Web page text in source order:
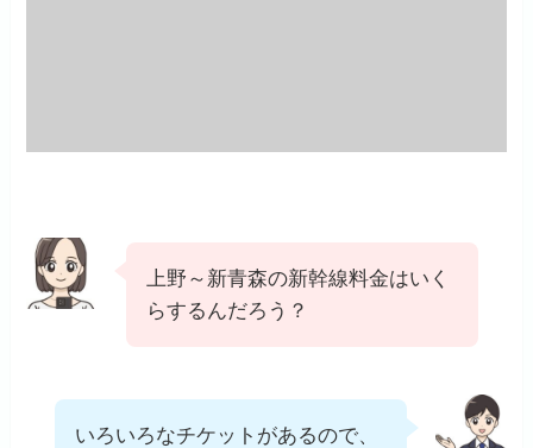
上野～新青森の新幹線料金はいく
らするんだろう？
いろいろなチケットがあるので、